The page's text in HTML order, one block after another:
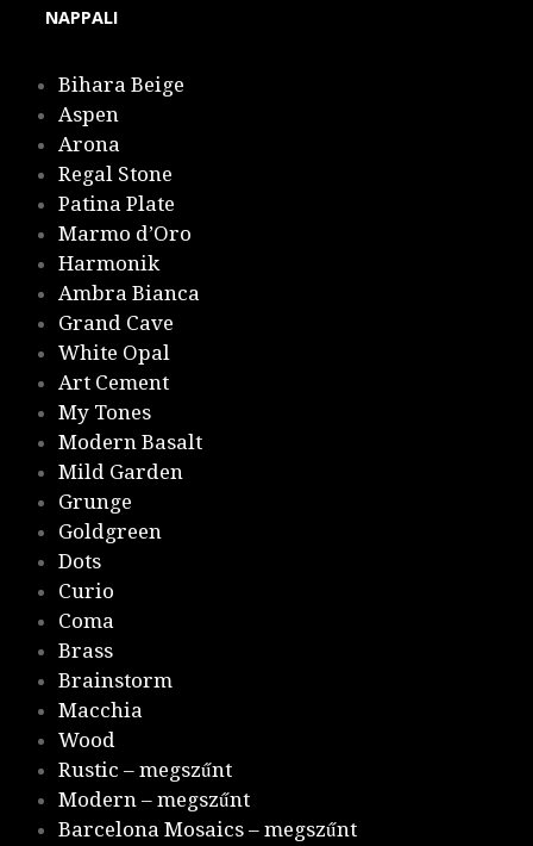
NAPPALI
Bihara Beige
Aspen
Arona
Regal Stone
Patina Plate
Marmo d’Oro
Harmonik
Ambra Bianca
Grand Cave
White Opal
Art Cement
My Tones
Modern Basalt
Mild Garden
Grunge
Goldgreen
Dots
Curio
Coma
Brass
Brainstorm
Macchia
Wood
Rustic – megszűnt
Modern – megszűnt
Barcelona Mosaics – megszűnt